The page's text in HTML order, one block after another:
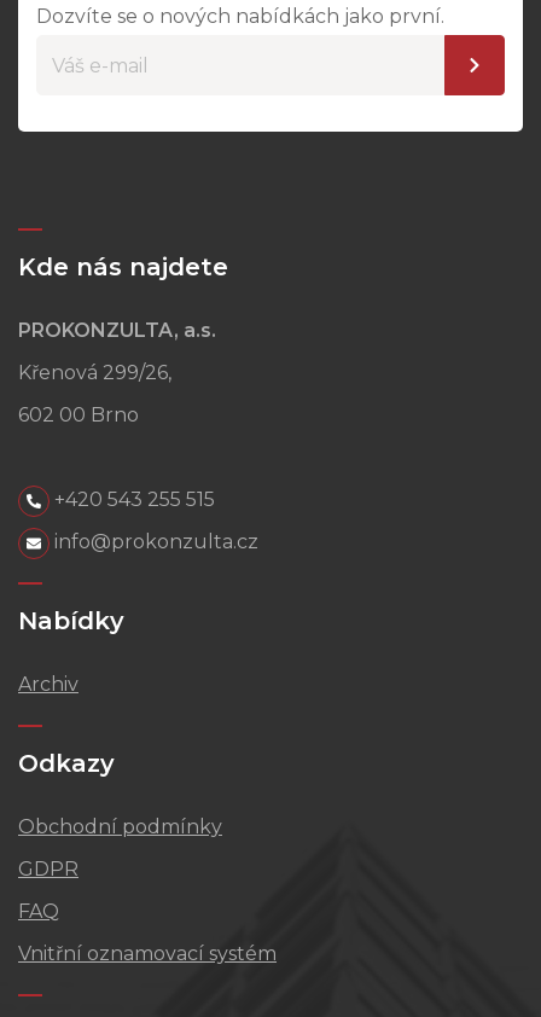
Dozvíte se o nových nabídkách jako první.
Kde nás najdete
PROKONZULTA, a.s.
Křenová 299/26,
602 00 Brno
+420 543 255 515
info@prokonzulta.cz
Nabídky
Archiv
Odkazy
Obchodní podmínky
GDPR
FAQ
Vnitřní oznamovací systém